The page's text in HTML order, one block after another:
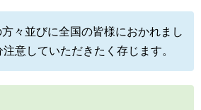
々並びに全国の皆様におかれまし
意していただきたく存じます。